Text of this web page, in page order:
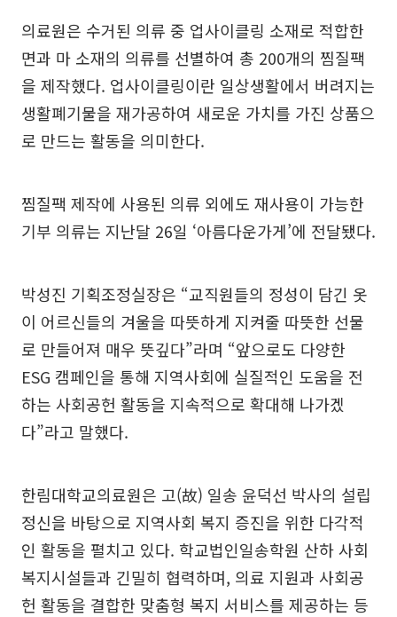
의료원은 수거된 의류 중 업사이클링 소재로 적합한
면과 마 소재의 의류를 선별하여 총 200개의 찜질팩
을 제작했다. 업사이클링이란 일상생활에서 버려지는
생활폐기물을 재가공하여 새로운 가치를 가진 상품으
로 만드는 활동을 의미한다.
찜질팩 제작에 사용된 의류 외에도 재사용이 가능한
기부 의류는 지난달 26일 ‘아름다운가게’에 전달됐다.
박성진 기획조정실장은 “교직원들의 정성이 담긴 옷
이 어르신들의 겨울을 따뜻하게 지켜줄 따뜻한 선물
로 만들어져 매우 뜻깊다”라며 “앞으로도 다양한
ESG 캠페인을 통해 지역사회에 실질적인 도움을 전
하는 사회공헌 활동을 지속적으로 확대해 나가겠
다”라고 말했다.
한림대학교의료원은 고(故) 일송 윤덕선 박사의 설립
정신을 바탕으로 지역사회 복지 증진을 위한 다각적
인 활동을 펼치고 있다. 학교법인일송학원 산하 사회
복지시설들과 긴밀히 협력하며, 의료 지원과 사회공
헌 활동을 결합한 맞춤형 복지 서비스를 제공하는 등